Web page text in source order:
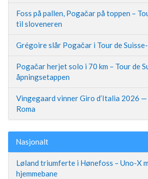
Foss på pallen, Pogačar på toppen –
til sloveneren
Grégoire slår Pogačar i Tour de
Pogačar herjet solo i 70 km – Tour de
åpningsetappen
Vingegaard vinner Giro d’Italia 2026
Roma
Nasjonalt
Løland triumferte i Hønefoss – Uno-X
hjemmebane